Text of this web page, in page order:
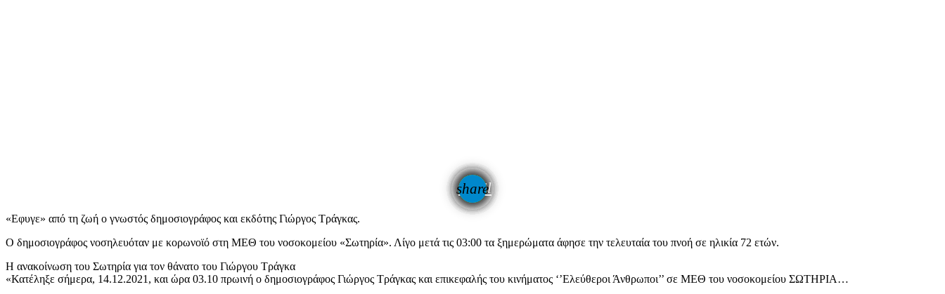
share
email
«Εφυγε» από τη ζωή ο γνωστός δημοσιογράφος και εκδότης Γιώργος Τράγκας.
Ο δημοσιογράφος νοσηλευόταν με κορωνοϊό στη ΜΕΘ του νοσοκομείου «Σωτηρία». Λίγο μετά τις 03:00 τα ξημερώματα άφησε την τελευταία του πνοή σε ηλικία 72 ετών.
Η ανακοίνωση του Σωτηρία για τον θάνατο του Γιώργου Τράγκα
«Κατέληξε σήμερα, 14.12.2021, και ώρα 03.10 πρωινή ο δημοσιογράφος Γιώργος Τράγκας και επικεφαλής του κινήματος ‘’Ελεύθεροι Άνθρωποι’’ σε ΜΕΘ του νοσοκομείου ΣΩΤΗΡΙΑ…